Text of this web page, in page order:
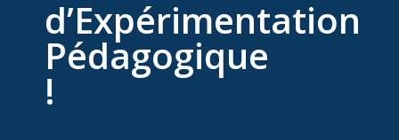
d’Expérimentation
Pédagogique
!